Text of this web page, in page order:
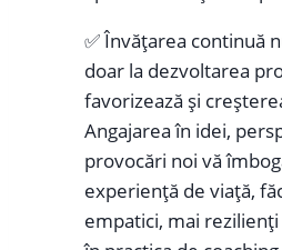
✅ Învățarea continuă
doar la dezvoltarea
favorizează și
Angajarea în idei,
provocări noi vă
experiență de viață,
empatici, mai